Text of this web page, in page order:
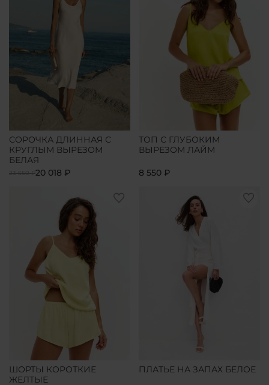
СОРОЧКА ДЛИННАЯ С
КРУГЛЫМ ВЫРЕЗОМ
БЕЛАЯ
23 550 ₽20 018 ₽
ТОП С ГЛУБОКИМ
ВЫРЕЗОМ ЛАЙМ
8 550 ₽
ШОРТЫ КОРОТКИЕ
ЖЕЛТЫЕ
ПЛАТЬЕ НА ЗАПАХ БЕЛОЕ